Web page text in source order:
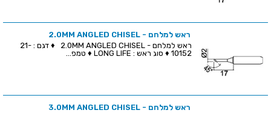
ראש למלחם - 2.0MM ANGLED CHISEL
ראש למלחם - 2.0MM ANGLED CHISEL ♦ דגם : 21-
10152 ♦ סוג ראש : LONG LIFE ♦ טמפ...
ראש למלחם - 3.0MM ANGLED CHISEL